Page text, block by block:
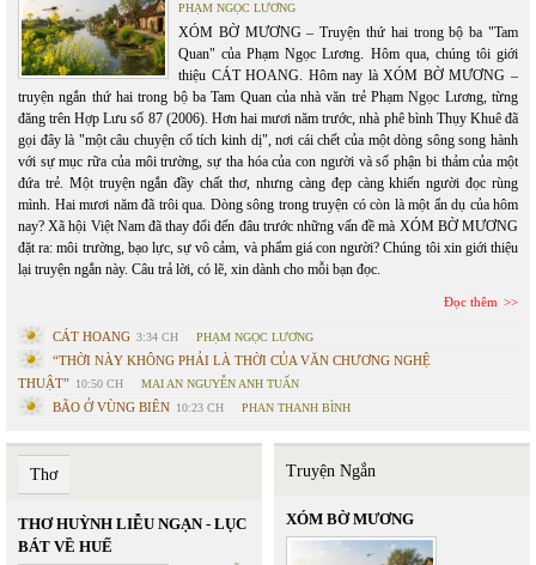
PHẠM NGỌC LƯƠNG
XÓM BỜ MƯƠNG – Truyện thứ hai trong bộ ba "Tam
Quan" của Phạm Ngọc Lương. Hôm qua, chúng tôi giới
thiệu CÁT HOANG. Hôm nay là XÓM BỜ MƯƠNG –
truyện ngắn thứ hai trong bộ ba Tam Quan của nhà văn trẻ Phạm Ngọc Lương, từng
đăng trên Hợp Lưu số 87 (2006). Hơn hai mươi năm trước, nhà phê bình Thụy Khuê đã
gọi đây là "một câu chuyện cổ tích kinh dị", nơi cái chết của một dòng sông song hành
với sự mục rữa của môi trường, sự tha hóa của con người và số phận bi thảm của một
đứa trẻ. Một truyện ngắn đầy chất thơ, nhưng càng đẹp càng khiến người đọc rùng
mình. Hai mươi năm đã trôi qua. Dòng sông trong truyện có còn là một ẩn dụ của hôm
nay? Xã hội Việt Nam đã thay đổi đến đâu trước những vấn đề mà XÓM BỜ MƯƠNG
đặt ra: môi trường, bạo lực, sự vô cảm, và phẩm giá con người? Chúng tôi xin giới thiệu
lại truyện ngắn này. Câu trả lời, có lẽ, xin dành cho mỗi bạn đọc.
Đọc thêm
CÁT HOANG 3:34 CH PHẠM NGỌC LƯƠNG
“THỜI NÀY KHÔNG PHẢI LÀ THỜI CỦA VĂN CHƯƠNG NGHỆ
THUẬT” 10:50 CH MAI AN NGUYỄN ANH TUẤN
BÃO Ở VÙNG BIÊN 10:23 CH PHAN THANH BÌNH
Thơ
THƠ HUỲNH LIỄU NGẠN - LỤC
BÁT VỀ HUẾ
Truyện Ngắn
XÓM BỜ MƯƠNG